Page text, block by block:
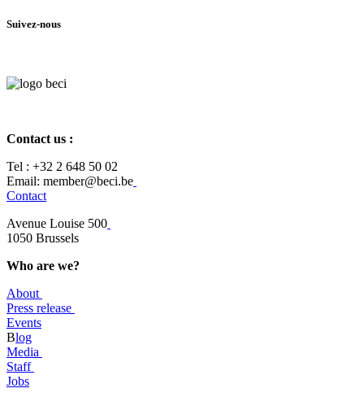
Suivez-nous
Contact us :
Tel : +32 2 648 50 02​
​​Email: member@beci.be
Contact
Avenue Louise 500
​1050 Brussels
Who are we?
About
Press release
Events
Blog
​Media
Staff
Jobs